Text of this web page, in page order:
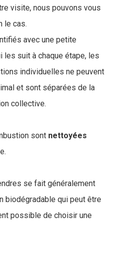
visite, nous pouvons vous
le cas.
avec une petite
les suit à chaque étape, les
individuelles ne peuvent
et sont séparées de la
collective.
sont nettoyées
se fait généralement
biodégradable qui peut être
possible de choisir une